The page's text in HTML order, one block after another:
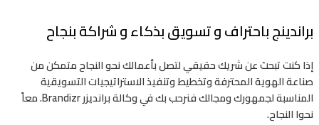
براندينج باحتراف و تسويق بذكاء و شراكة بنجاح
إذا كنت تبحث عن شريك حقيقي لتصل بأعمالك نحو النجاح متمكن من
صناعة الهوية المحترفة وتخطيط وتنفيذ الاستراتيجيات التسويقية
المناسبة لجمهورك ومجالك فنرحب بك في وكالة برانديزر Brandizr. معاً
نحوا النجاح.